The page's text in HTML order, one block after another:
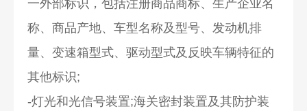
一外部标识，包括注册商品商标、生产企业名
称、商品产地、车型名称及型号、发动机排
量、变速箱型式、驱动型式及反映车辆特征的
其他标识;
-灯光和光信号装置;海关密封装置及其防护装